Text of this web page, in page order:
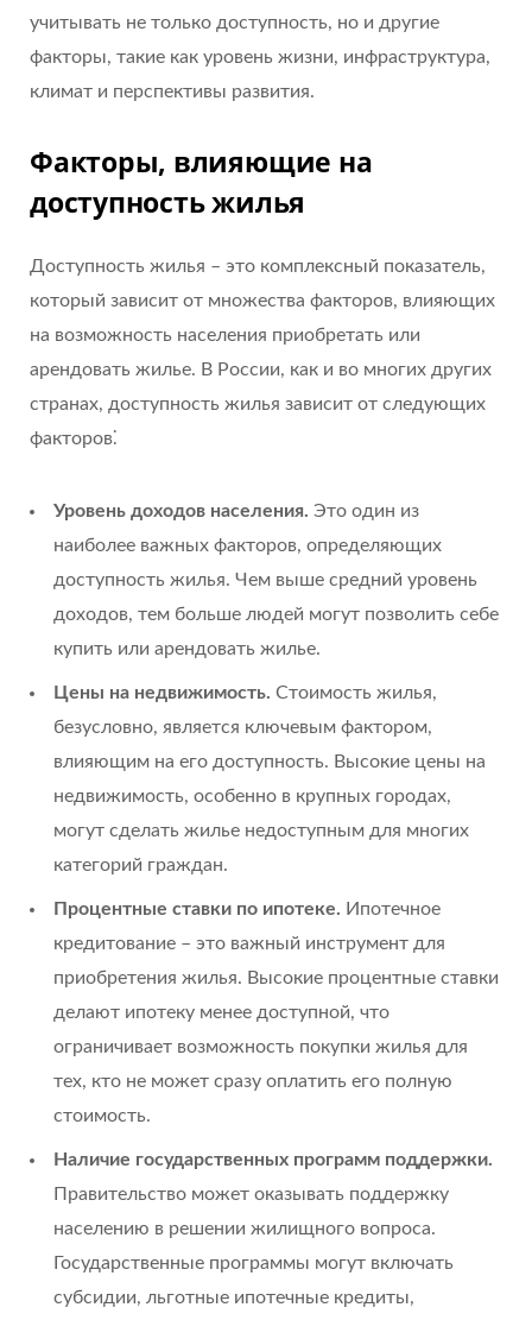
учитывать не только доступность, но и другие
факторы, такие как уровень жизни, инфраструктура,
климат и перспективы развития.
Факторы, влияющие на
доступность жилья
Доступность жилья – это комплексный показатель,
который зависит от множества факторов, влияющих
на возможность населения приобретать или
арендовать жилье. В России, как и во многих других
странах, доступность жилья зависит от следующих
факторов⁚
Уровень доходов населения. Это один из
наиболее важных факторов, определяющих
доступность жилья. Чем выше средний уровень
доходов, тем больше людей могут позволить себе
купить или арендовать жилье.
Цены на недвижимость. Стоимость жилья,
безусловно, является ключевым фактором,
влияющим на его доступность. Высокие цены на
недвижимость, особенно в крупных городах,
могут сделать жилье недоступным для многих
категорий граждан.
Процентные ставки по ипотеке. Ипотечное
кредитование – это важный инструмент для
приобретения жилья. Высокие процентные ставки
делают ипотеку менее доступной, что
ограничивает возможность покупки жилья для
тех, кто не может сразу оплатить его полную
стоимость.
Наличие государственных программ поддержки.
Правительство может оказывать поддержку
населению в решении жилищного вопроса.
Государственные программы могут включать
субсидии, льготные ипотечные кредиты,